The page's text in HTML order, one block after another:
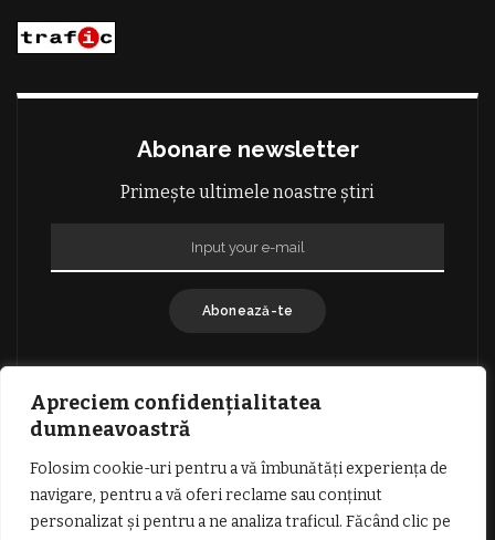
Apreciem confidențialitatea
dumneavoastră
Folosim cookie-uri pentru a vă îmbunătăți experiența de
navigare, pentru a vă oferi reclame sau conținut
personalizat și pentru a ne analiza traficul. Făcând clic pe
Abonare newsletter
Primește ultimele noastre știri
Abonează-te
TERMENI SI CONDITII DE UTILIZARE
INFORMATII DESPRE COOKIES
DESPRE NOI